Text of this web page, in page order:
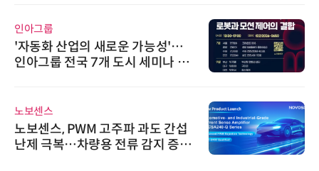
인아그룹
'자동화 산업의 새로운 가능성'…
인아그룹 전국 7개 도시 세미나 페
노보센스
노보센스, PWM 고주파 과도 간섭
난제 극복…차량용 전류 감지 증폭